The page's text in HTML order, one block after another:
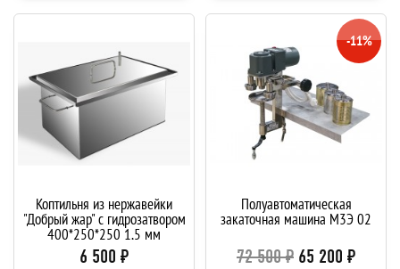
Коптильня из нержавейки
"Добрый жар" с гидрозатвором
400*250*250 1,5 мм
6 500 ₽
Полуавтоматическая
закаточная машина М3Э 02
72 500 ₽ 65 200 ₽
-11%